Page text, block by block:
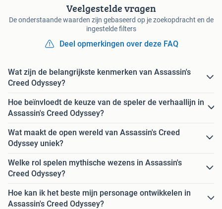
Veelgestelde vragen
De onderstaande waarden zijn gebaseerd op je zoekopdracht en de
ingestelde filters
Deel opmerkingen over deze FAQ
Wat zijn de belangrijkste kenmerken van Assassin's
Creed Odyssey?
Hoe beïnvloedt de keuze van de speler de verhaallijn in
Assassin's Creed Odyssey?
Wat maakt de open wereld van Assassin's Creed
Odyssey uniek?
Welke rol spelen mythische wezens in Assassin's
Creed Odyssey?
Hoe kan ik het beste mijn personage ontwikkelen in
Assassin's Creed Odyssey?